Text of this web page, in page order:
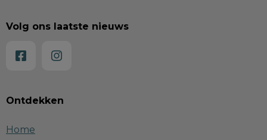
Ontdekken
Home
Volg ons laatste nieuws